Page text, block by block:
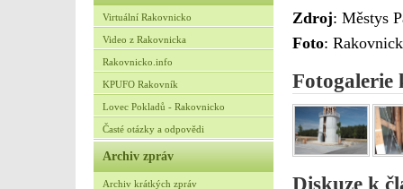
Virtuální Rakovnicko
Video z Rakovnicka
Rakovnicko.info
KPUFO Rakovník
Lovec Pokladů - Rakovnicko
Časté otázky a odpovědi
Archiv zpráv
Archiv krátkých zpráv
Zdroj: Městys
Foto:
Fotogalerie
Diskuze k